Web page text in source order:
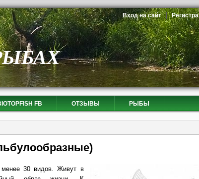
Вход на сайт
FB ОТЗЫВЫ РЫБЫ
30 видов. Живут в